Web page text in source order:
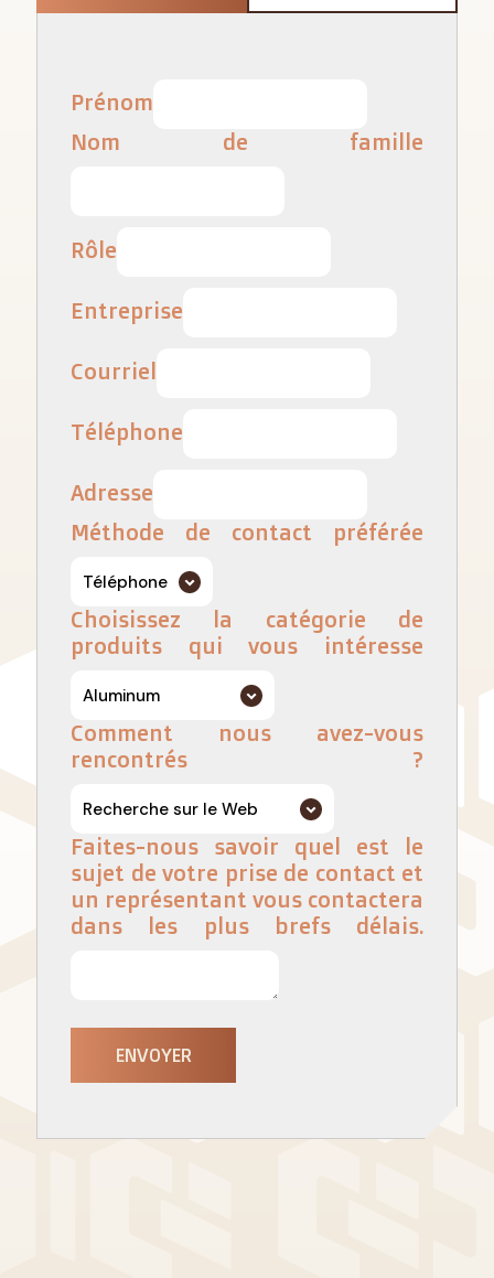
Prénom
Nom de famille
Rôle
Entreprise
Courriel
Téléphone
Adresse
Méthode de contact préférée
Choisissez la catégorie de
produits qui vous intéresse
Comment nous avez-vous
rencontrés ?
Faites-nous savoir quel est le
sujet de votre prise de contact et
un représentant vous contactera
dans les plus brefs délais.
ENVOYER